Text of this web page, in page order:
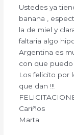
Ustedes ya
banana ,
la de miel y
faltaria algo
Argentina es
con que puedo
Los felicito por
que dan !!!
Cariños
Marta